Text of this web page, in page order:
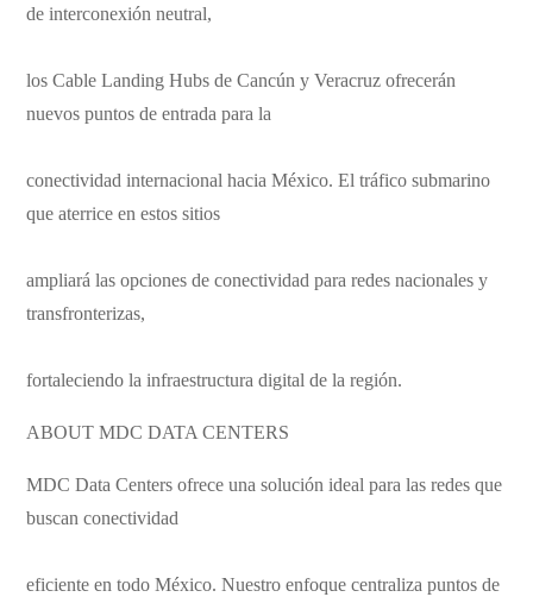
de interconexión neutral,
los Cable Landing Hubs de Cancún y Veracruz ofrecerán
nuevos puntos de entrada para la
conectividad internacional hacia México. El tráfico submarino
que aterrice en estos sitios
ampliará las opciones de conectividad para redes nacionales y
transfronterizas,
fortaleciendo la infraestructura digital de la región.
ABOUT MDC DATA CENTERS
MDC Data Centers ofrece una solución ideal para las redes que
buscan conectividad
eficiente en todo México. Nuestro enfoque centraliza puntos de